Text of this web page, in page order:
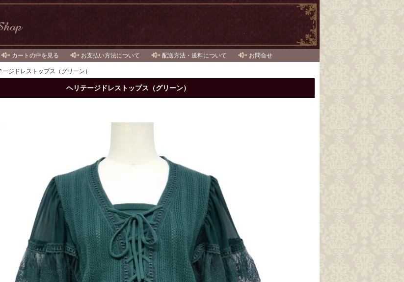
カートの中を見る お支払い方法について 配送方法・送料について お問合せ
ージドレストップス（グリーン）
ヘリテージドレストップス（グリーン）